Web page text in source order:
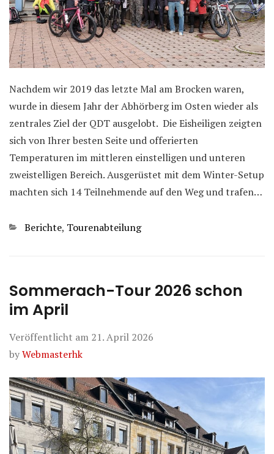
Nachdem wir 2019 das letzte Mal am Brocken waren,
wurde in diesem Jahr der Abhörberg im Osten wieder als
zentrales Ziel der QDT ausgelobt. Die Eisheiligen zeigten
sich von Ihrer besten Seite und offerierten
Temperaturen im mittleren einstelligen und unteren
zweistelligen Bereich. Ausgerüstet mit dem Winter-Setup
machten sich 14 Teilnehmende auf den Weg und trafen…
Kategorien
Berichte, Tourenabteilung
Sommerach-Tour 2026 schon
im April
Veröffentlicht am 21. April 2026
byWebmasterhk